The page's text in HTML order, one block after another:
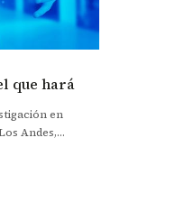
que hará
en
Andes,